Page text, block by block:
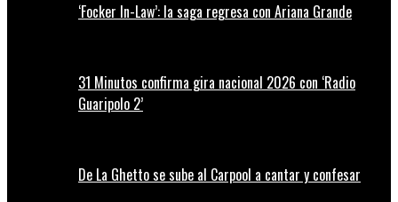
‘Focker In-Law’: la saga regresa con Ariana Grande
31 Minutos confirma gira nacional 2026 con ‘Radio
Guaripolo 2’
De La Ghetto se sube al Carpool a cantar y confesar